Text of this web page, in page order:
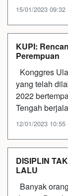
15/01/2023
KUPI:
Perempuan
Konggres
yang telah
2022
Tengah
12/01/2023
DISIPLIN
LALU
Banyak